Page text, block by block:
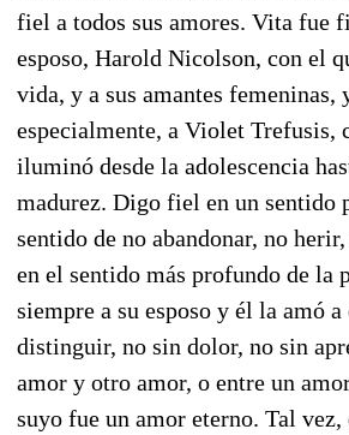
fiel a todos sus amores. Vita fue
esposo, Harold Nicolson, con el
vida, y a sus amantes femeninas,
especialmente, a Violet Trefusis,
iluminó desde la adolescencia
madurez. Digo fiel en un sentido
sentido de no abandonar, no
en el sentido más profundo de la
siempre a su esposo y él la amó
distinguir, no sin dolor, no sin
amor y otro amor, o entre un
suyo fue un amor eterno. Tal